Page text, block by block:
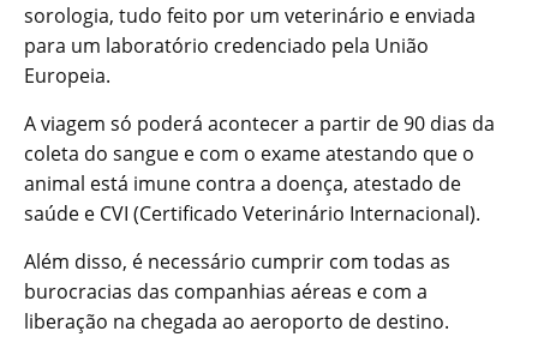
sorologia, tudo feito por um veterinário e enviada
para um laboratório credenciado pela União
Europeia.
A viagem só poderá acontecer a partir de 90 dias da
coleta do sangue e com o exame atestando que o
animal está imune contra a doença, atestado de
saúde e CVI (Certificado Veterinário Internacional).
Além disso, é necessário cumprir com todas as
burocracias das companhias aéreas e com a
liberação na chegada ao aeroporto de destino.